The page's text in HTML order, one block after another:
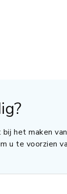
het maken
u te voorzien